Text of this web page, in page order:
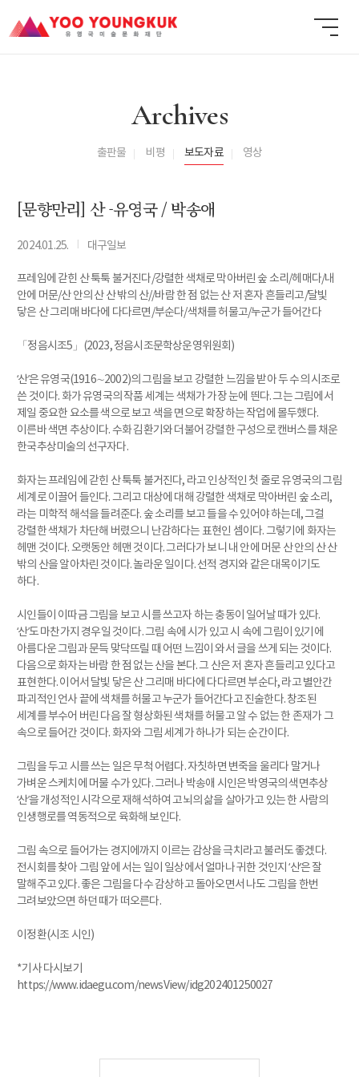
Archives
출판물 비평 보도자료 영상
[문향만리] 산 -유영국 / 박송애
2024.01.25. 대구일보
프레임에 갇힌 산 툭툭 불거진다/강렬한 색채로 막아버린 숲 소리/헤매다/내
안에 머문/산 안의 산 산 밖의 산//바람 한 점 없는 산 저 혼자 흔들리고/달빛
닿은 산 그리매 바다에 다다르면/부순다/색채를 허물고/누군가 들어간다
「정음시조5」(2023, 정음시조문학상운영위원회)
‘산’은 유영국(1916∼2002)의 그림을 보고 강렬한 느낌을 받아 두 수의 시조로
쓴 것이다. 화가 유영국의 작품 세계는 색채가 가장 눈에 띈다. 그는 그림에서
제일 중요한 요소를 색으로 보고 색을 면으로 확장하는 작업에 몰두했다.
이른바 색면 추상이다. 수화 김환기와 더불어 강렬한 구성으로 캔버스를 채운
한국추상미술의 선구자다.
화자는 프레임에 갇힌 산 툭툭 불거진다, 라고 인상적인 첫 줄로 유영국의 그림
세계로 이끌어 들인다. 그리고 대상에 대해 강렬한 색채로 막아버린 숲 소리,
라는 미학적 해석을 들려준다. 숲 소리를 보고 들을 수 있어야 하는데, 그걸
강렬한 색채가 차단해 버렸으니 난감하다는 표현인 셈이다. 그렇기에 화자는
헤맨 것이다. 오랫동안 헤맨 것이다. 그러다가 보니 내 안에 머문 산 안의 산 산
밖의 산을 알아차린 것이다. 놀라운 일이다. 선적 경지와 같은 대목이기도
하다.
시인들이 이따금 그림을 보고 시를 쓰고자 하는 충동이 일어날 때가 있다.
‘산’도 마찬가지 경우일 것이다. 그림 속에 시가 있고 시 속에 그림이 있기에
아름다운 그림과 문득 맞닥뜨릴 때 어떤 느낌이 와서 글을 쓰게 되는 것이다.
다음으로 화자는 바람 한 점 없는 산을 본다. 그 산은 저 혼자 흔들리고 있다고
표현한다. 이어서 달빛 닿은 산 그리매 바다에 다다르면 부순다, 라고 별안간
파괴적인 언사 끝에 색채를 허물고 누군가 들어간다고 진술한다. 창조된
세계를 부수어 버린 다음 잘 형상화된 색채를 허물고 알 수 없는 한 존재가 그
속으로 들어간 것이다. 화자와 그림 세계가 하나가 되는 순간이다.
그림을 두고 시를 쓰는 일은 무척 어렵다. 자칫하면 변죽을 울리다 말거나
가벼운 스케치에 머물 수가 있다. 그러나 박송애 시인은 박영국의 색면추상
‘산’을 개성적인 시각으로 재해석하여 고뇌의 삶을 살아가고 있는 한 사람의
인생행로를 역동적으로 육화해 보인다.
그림 속으로 들어가는 경지에까지 이르는 감상을 극치라고 불러도 좋겠다.
전시회를 찾아 그림 앞에 서는 일이 일상에서 얼마나 귀한 것인지 ‘산’은 잘
말해주고 있다. 좋은 그림을 다수 감상하고 돌아오면서 나도 그림을 한번
그려보았으면 하던 때가 떠오른다.
이정환(시조 시인)
*기사 다시보기
https://www.idaegu.com/newsView/idg202401250027